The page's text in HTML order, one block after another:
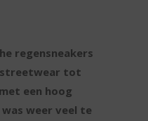
regensneakers
streetwear tot
een hoog
weer veel te